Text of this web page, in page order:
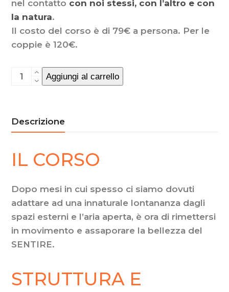
nel contatto con noi stessi, con l’altro e con
la natura.
Il costo del corso è di 79€ a persona. Per le
coppie è 120€.
Bioenergetica
In
quantità
Aggiungi al carrello
Descrizione
IL CORSO
Dopo mesi in cui spesso ci siamo dovuti
adattare ad una innaturale lontananza dagli
spazi esterni e l’aria aperta, è ora di rimettersi
in movimento e assaporare la bellezza del
SENTIRE.
STRUTTURA E